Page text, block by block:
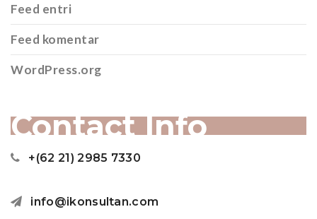
Feed entri
Feed komentar
WordPress.org
Contact Info
+(62 21) 2985 7330
info@ikonsultan.com